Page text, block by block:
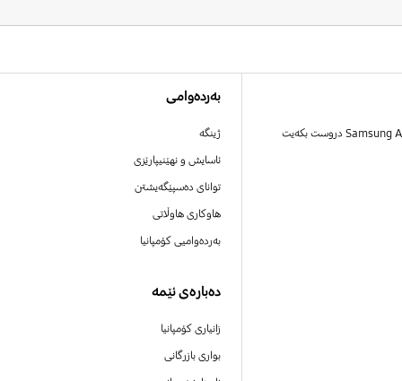
بەردەوامی
ژینگە
ئاسایش و نهێنیپارێزی
توانای دەسپێگەیشتن
هاوکاری هاوڵاتی
بەردەوامیی کۆمپانیا
دەبارەی ئێمە
زانیاری کۆمپانیا
بواری بازرگانی